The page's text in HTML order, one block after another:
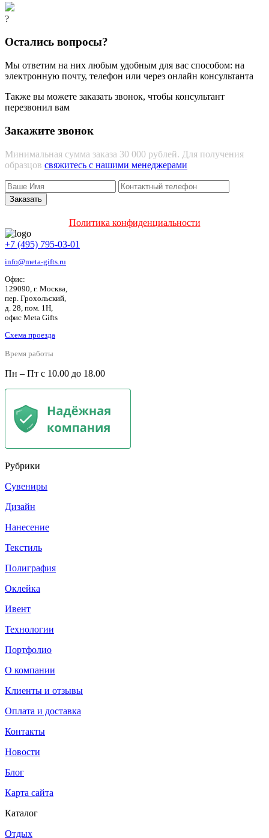
?
Остались вопросы?
Мы ответим на них любым удобным для вас способом: на
электронную почту, телефон или через онлайн консультанта
Также вы можете заказать звонок, чтобы консультант
перезвонил вам
Закажите звонок
Минимальная сумма заказа 30 000 рублей. Для получения
образцов свяжитесь с нашими менеджерами
Политика конфиденциальности
+7 (495) 795-03-01
info@meta-gifts.ru
Офис:
129090, г. Москва,
пер. Грохольский,
д. 28, пом. 1Н,
офис Meta Gifts
Схема проезда
Время работы
Пн – Пт с 10.00 до 18.00
Рубрики
Сувениры
Дизайн
Нанесение
Текстиль
Полиграфия
Оклейка
Ивент
Технологии
Портфолио
О компании
Клиенты и отзывы
Оплата и доставка
Контакты
Новости
Блог
Карта сайта
Каталог
Отдых